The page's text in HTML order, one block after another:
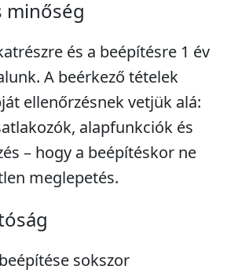
minőség
és a beépítésre 1 év
A beérkező tételek
ellenőrzésnek vetjük alá:
alapfunkciók és
– hogy a beépítéskor ne
meglepetés.
sokszor